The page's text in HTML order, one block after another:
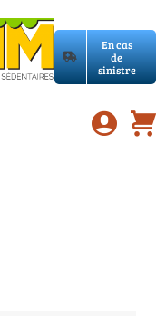
En cas
de
sinistre